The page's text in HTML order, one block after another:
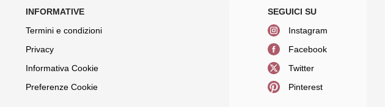
Termini e condizioni
Privacy
Informativa Cookie
Preferenze Cookie
Instagram
Facebook
Twitter
Pinterest